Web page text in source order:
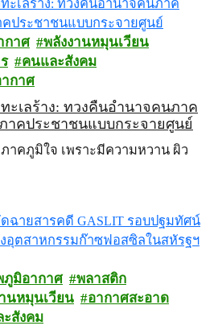
กาศ
พลังงานหมุนเวียน
คนและสังคม
กาศ
ะเลร้าง: ทวงคืนอำนาจคนภาค
าคประชาชนแบบกระจายศูนย์
าคภูมิใจ เพราะมีความหวาน ผิว
ภูมิอากาศ
พลาสติก
นหมุนเวียน
อากาศสะอาด
สังคม